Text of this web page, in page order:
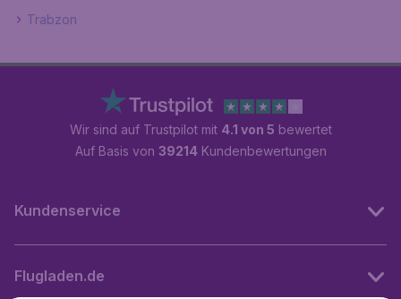
Trabzon
Wir sind auf Trustpilot mit 4.1 von 5 bewertet
Auf Basis von 39214Kundenbewertungen
Kundenservice
Flugladen.de